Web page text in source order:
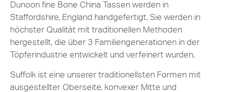
Dunoon fine Bone China Tassen werden in
Staffordshire, England handgefertigt. Sie werden in
höchster Qualität mit traditionellen Methoden
hergestellt, die über 3 Familiengenerationen in der
Töpferindustrie entwickelt und verfeinert wurden.
Suffolk ist eine unserer traditionellsten Formen mit
ausgestellter Oberseite, konvexer Mitte und